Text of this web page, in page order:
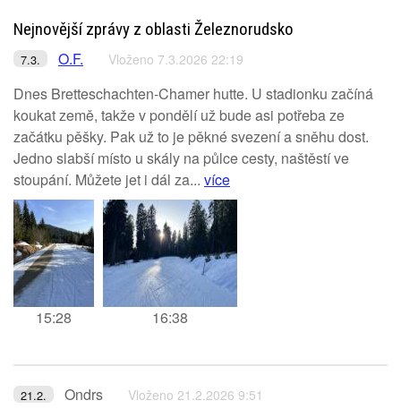
Nejnovější zprávy z oblasti Železnorudsko
7.3. O.F. Vloženo 7.3.2026 22:19
Dnes Bretteschachten-Chamer hutte. U stadionku začíná
koukat země, takže v pondělí už bude asi potřeba ze
začátku pěšky. Pak už to je pěkné svezení a sněhu dost.
Jedno slabší místo u skály na půlce cesty, naštěstí ve
stoupání. Můžete jet i dál za... více
15:28 16:38
21.2. Ondrs Vloženo 21.2.2026 9:51